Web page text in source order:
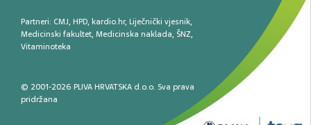
Partneri: CMJ, HPD, kardio.hr, Liječnički vjesnik,
Medicinski fakultet, Medicinska naklada, ŠNZ,
Vitaminoteka
© 2001-2026 PLIVA HRVATSKA d.o.o. Sva prava
pridržana